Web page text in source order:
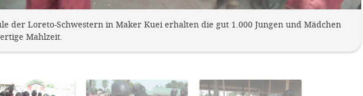
der Loreto-Schwestern in Maker Kuei erhalten die gut 1.000 Jungen und Mädchen
Mahlzeit.